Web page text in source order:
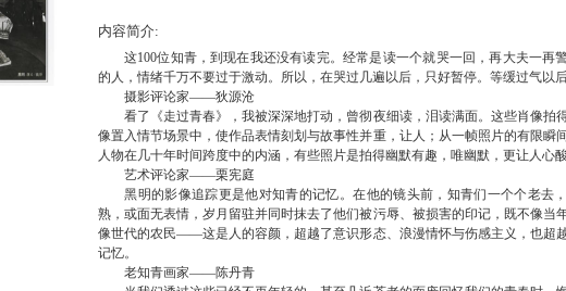
内容简介:
这100位知青，到现在我还没有读完。经常是读一个就哭一回，再大夫一再
的人，情绪千万不要过于激动。所以，在哭过几遍以后，只好暂停。等缓过气以后
摄影评论家——狄源沧
看了《走过青春》，我被深深地打动，曾彻夜细读，泪读满面。这些肖像拍
像置入情节场景中，使作品表情刻划与故事性并重，让人；从一帧照片的有限瞬
人物在几十年时间跨度中的内涵，有些照片是拍得幽默有趣，唯幽默，更让人心酸
艺术评论家——栗宪庭
黑明的影像追踪更是他对知青的记忆。在他的镜头前，知青们一个个老去
熟，或面无表情，岁月留驻并同时抹去了他们被污辱、被损害的印记，既不像当
像世代的农民——这是人的容颜，超越了意识形态、浪漫情怀与伤感主义，也超
记忆。
老知青画家——陈丹青